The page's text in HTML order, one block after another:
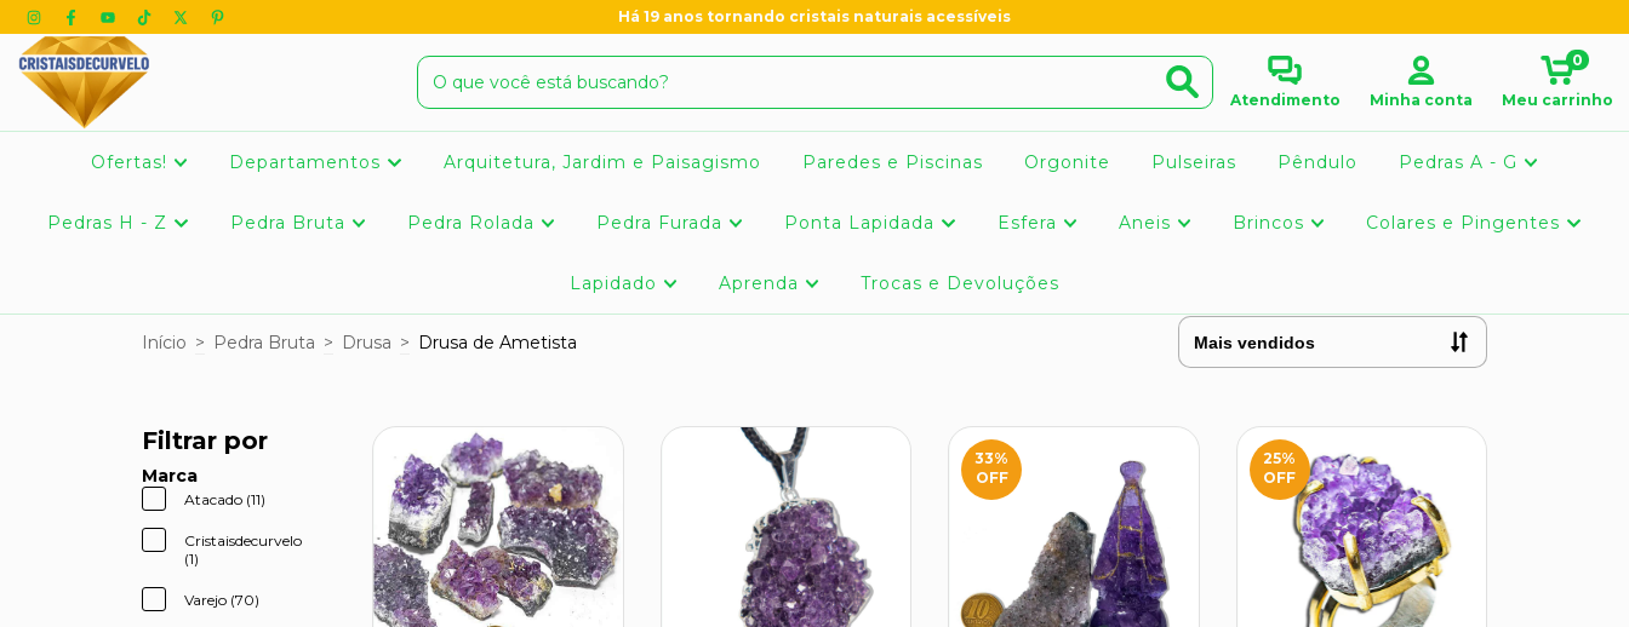
Há 19 anos tornando cristais naturais acessíveis
Atendimento Minha conta Meu carrinho
0
Ofertas! Departamentos Arquitetura, Jardim e Paisagismo Paredes e Piscinas Orgonite Pulseiras Pêndulo Pedras A - G
Pedras H - Z Pedra Bruta Pedra Rolada Pedra Furada Ponta Lapidada Esfera Aneis Brincos Colares e Pingentes
Lapidado Aprenda Trocas e Devoluções
Início > Pedra Bruta > Drusa > Drusa de Ametista
Filtrar por
Marca
Atacado (11)
Cristaisdecurvelo
(1)
Varejo (70)
33%
OFF
25%
OFF